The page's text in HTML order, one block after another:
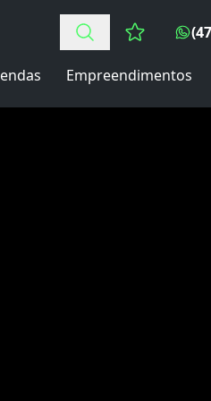
Favoritos
Empreendimentos